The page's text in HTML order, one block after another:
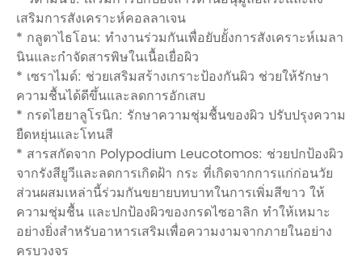
เสริมการสังเคราะห์คอลลาเจน
* กลูตาไธโอน: ทำงานร่วมกันเพื่อยับยั้งการสังเคราะห์เมลา
นินและกำจัดสารพิษในเนื้อเยื่อผิว
* เซราไมด์: ช่วยเสริมสร้างเกราะป้องกันผิว ช่วยให้รักษา
ความชื้นได้ดีขึ้นและลดการอักเสบ
* กรดไฮยาลูโรนิก: รักษาความชุ่มชื้นของผิว ปรับปรุงความ
ยืดหยุ่นและโทนสี
* สารสกัดจาก Polypodium Leucotomos: ช่วยปกป้องผิว
จากรังสียูวีและลดการเกิดฝ้า กระ ที่เกิดจากการแก่ก่อนวัย
ส่วนผสมเหล่านี้ร่วมกันขยายบทบาทในการเพิ่มสีขาว ให้
ความชุ่มชื้น และปกป้องผิวของกรดไซอาลิก ทำให้เหมาะ
อย่างยิ่งสำหรับอาหารเสริมเพื่อความงามจากภายในอย่าง
ครบวงจร